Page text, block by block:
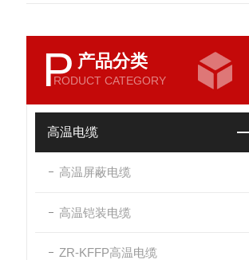
P 产品分类
RODUCT CATEGORY
高温电缆
高温屏蔽电缆
高温铠装电缆
ZR-KFFP高温电缆